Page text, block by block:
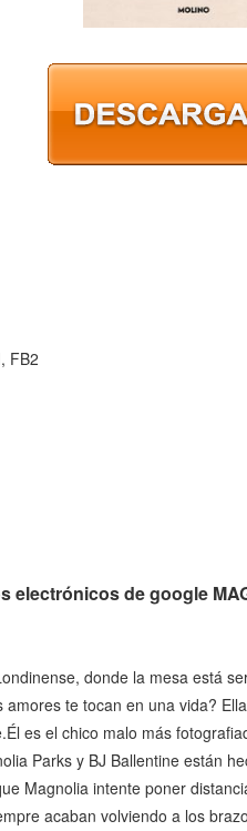
FB2
electrónicos de google
donde la mesa está
amores te tocan en una vida?
es el chico malo más
Parks y BJ Ballentine están
Magnolia intente poner
acaban volviendo a los